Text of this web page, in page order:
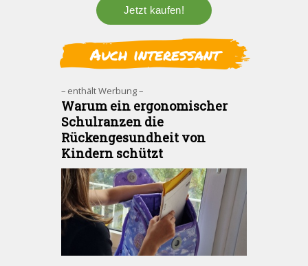
Auch interessant
– enthält Werbung –
Warum ein ergonomischer
Schulranzen die
Rückengesundheit von
Kindern schützt